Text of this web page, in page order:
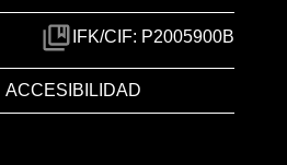
IFK/CIF: P2005900B
ACCESIBILIDAD